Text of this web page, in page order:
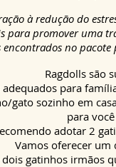
à redução do
para promover uma
encontrados no
Ragdolls são
adequados para
gato sozinho em
para
adotar 2
Vamos oferecer um
dois gatinhos irmãos